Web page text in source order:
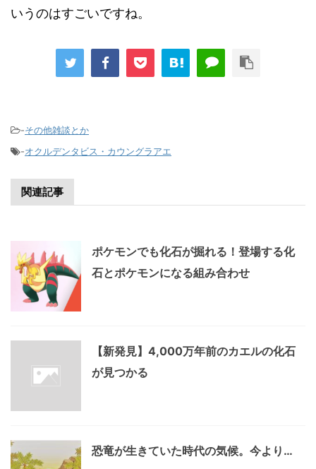
いうのはすごいですね。
-その他雑談とか
-オクルデンタビス・カウングラアエ
関連記事
ポケモンでも化石が掘れる！登場する化
石とポケモンになる組み合わせ
【新発見】4,000万年前のカエルの化石
が見つかる
恐竜が生きていた時代の気候。今より…